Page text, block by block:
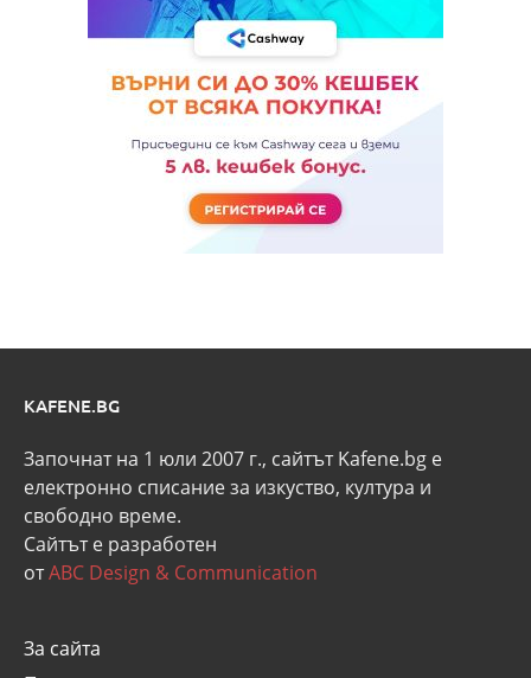
KAFENE.BG
Започнат на 1 юли 2007 г., сайтът Kafene.bg e
eлектронно списание за изкуство, култура и
свободно време.
Сайтът е разработен
отABC Design & Communication
За сайта